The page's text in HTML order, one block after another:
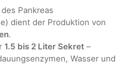
des Pankreas
dient der Produktion von
.
1.5 bis 2 Liter Sekret –
Wasser und